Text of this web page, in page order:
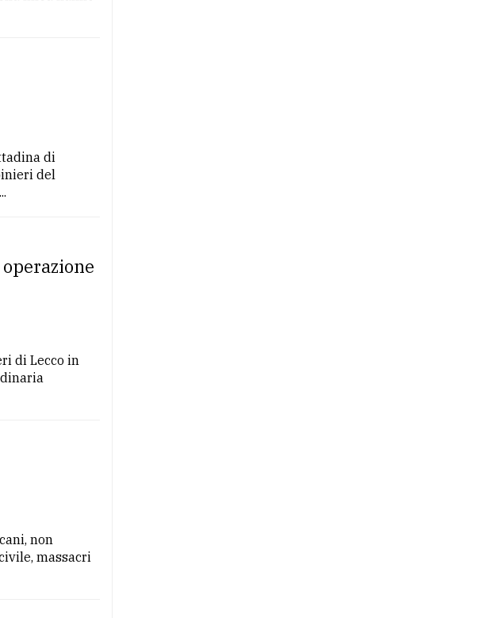
di
del
di Lecco in
non
massacri